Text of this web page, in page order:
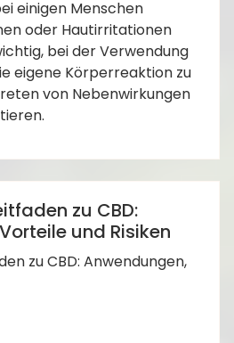
einigen Menschen
oder Hautirritationen
bei der Verwendung
eigene Körperreaktion zu
von Nebenwirkungen
,Cannabidiol,CBD,CBD E-
Öl,CBD Produkte
zu CBD:
und Risiken
zu CBD: Anwendungen,